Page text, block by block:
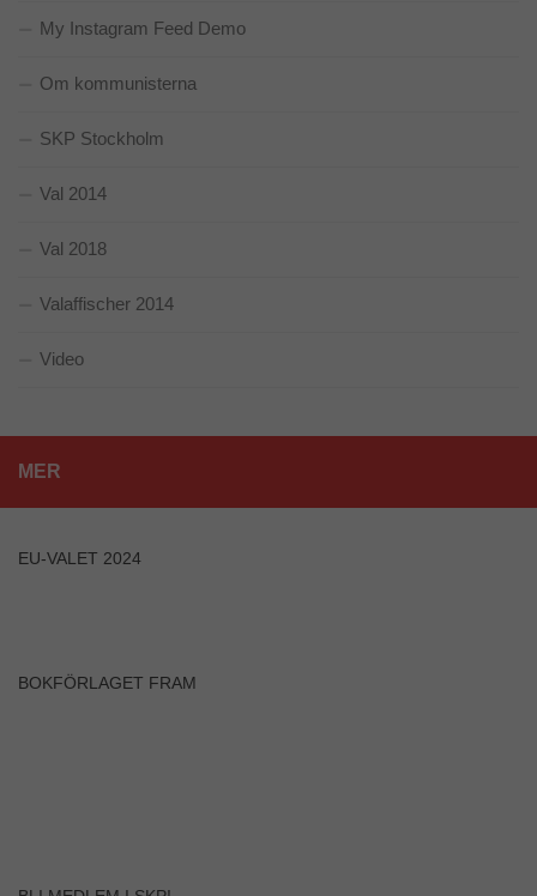
My Instagram Feed Demo
Om kommunisterna
SKP Stockholm
Val 2014
Val 2018
Valaffischer 2014
Video
MER
EU-VALET 2024
BOKFÖRLAGET FRAM